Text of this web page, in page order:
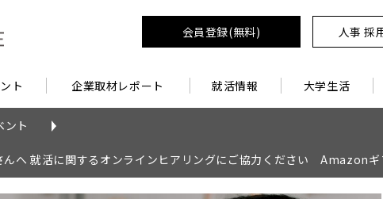
会員登録(無料) 人事 採
ト 企業取材レポート 就活情報 大学生活
ント
んへ 就活に関するオンラインヒアリングにご協力ください Amazon